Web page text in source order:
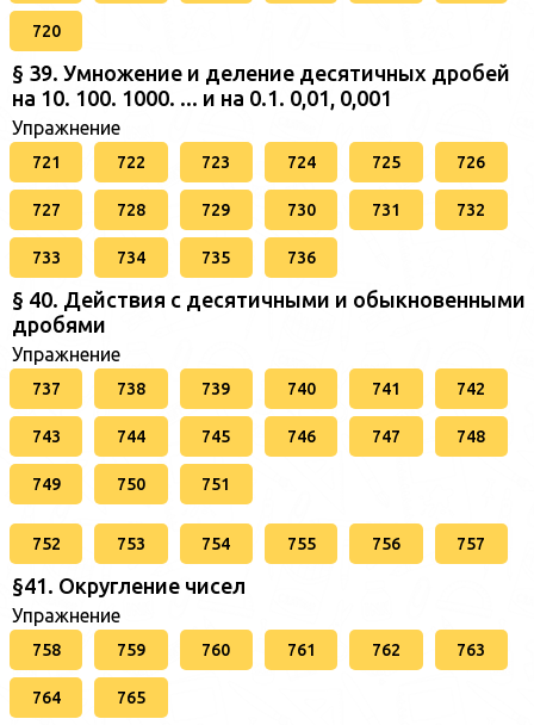
720
§ 39. Умножение и деление десятичных дробей
на 10. 100. 1000. ... и на 0.1. 0,01, 0,001
Упражнение
721 722 723 724 725 726
727 728 729 730 731 732
733 734 735 736
§ 40. Действия с десятичными и обыкновенными
дробями
Упражнение
737 738 739 740 741 742
743 744 745 746 747 748
749 750 751
752 753 754 755 756 757
§41. Округление чисел
Упражнение
758 759 760 761 762 763
764 765